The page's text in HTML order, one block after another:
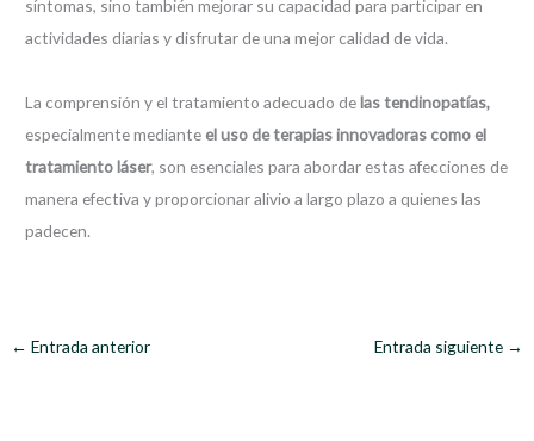
síntomas, sino también mejorar su capacidad para participar en
actividades diarias y disfrutar de una mejor calidad de vida.
La comprensión y el tratamiento adecuado delas tendinopatías,
especialmente mediante el uso de terapias innovadoras como el
tratamiento láser, son esenciales para abordar estas afecciones de
manera efectiva y proporcionar alivio a largo plazo a quienes las
padecen.
← Entrada anterior Entrada siguiente →